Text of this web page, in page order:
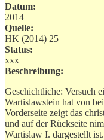
Datum:
2014
Quelle:
HK (2014) 25
Status:
xxx
Beschreibung:
Geschichtliche: Versuch
Wartislawstein hat von
Vorderseite zeigt das
und auf der Rückseite
Wartislaw I. dargestellt ist.